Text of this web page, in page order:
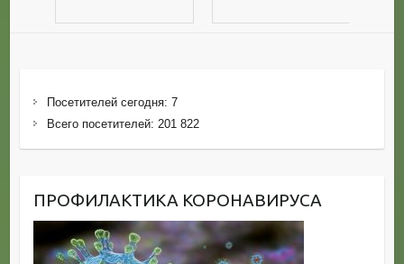
Посетителей сегодня: 7
Всего посетителей: 201 822
ПРОФИЛАКТИКА КОРОНАВИРУСА